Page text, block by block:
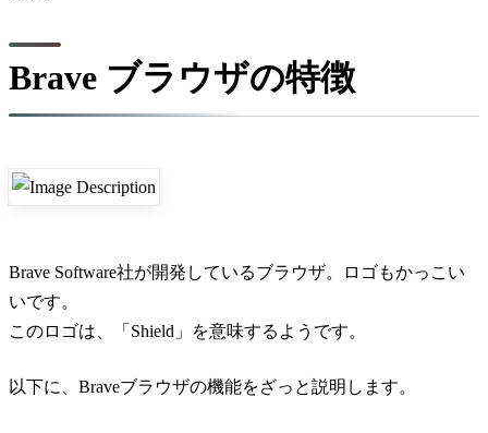
Brave ブラウザの特徴
Brave Software社が開発しているブラウザ。ロゴもかっこい
いです。
このロゴは、「Shield」を意味するようです。
以下に、Braveブラウザの機能をざっと説明します。